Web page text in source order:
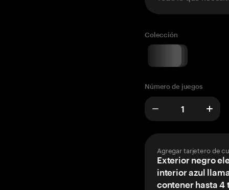
Colección
Número de juegos
Agregar tarjetero de
Exterior negro
interior azul
contener hasta 4